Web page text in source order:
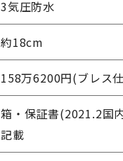
3気圧防水
約18cm
158万6200円(ブレス
箱・保証書(2021.2国
記載